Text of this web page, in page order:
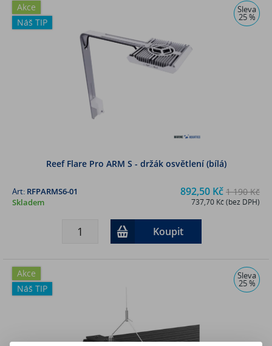
Akce
Náš TIP
Sleva
25 %
Reef Flare Pro ARM S - držák osvětlení (bílá)
892,50 Kč 1 190 Kč
737,70 Kč (bez DPH)
Art: RFPARMS6-01
Skladem
Koupit
Akce
Náš TIP
Sleva
25 %